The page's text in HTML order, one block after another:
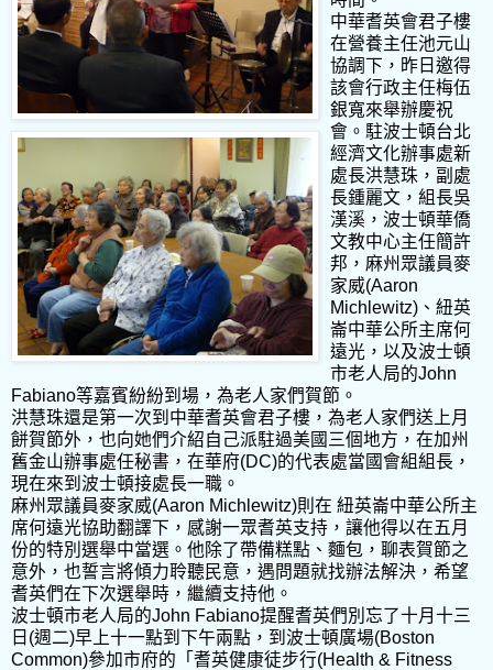
中華耆英會君子樓
在營養主任池元山
協調下，昨日邀得
該會行政主任梅伍
銀寬來舉辦慶祝
會。駐波士頓台北
經濟文化辦事處新
處長洪慧珠，副處
長鍾麗文，組長吳
漢溪，波士頓華僑
文教中心主任簡許
邦，麻州眾議員麥
家威(Aaron
Michlewitz)、紐英
崙中華公所主席何
遠光，以及波士頓
市老人局的John
Fabiano等嘉賓紛紛到場，為老人家們賀節。
洪慧珠還是第一次到中華耆英會君子樓，為老人家們送上月
餅賀節外，也向她們介紹自己派駐過美國三個地方，在加州
舊金山辦事處任秘書，在華府(DC)的代表處當國會組組長，
現在來到波士頓接處長一職。
麻州眾議員麥家威(Aaron Michlewitz)則在 紐英崙中華公所主
席何遠光協助翻譯下，感謝一眾耆英支持，讓他得以在五月
份的特別選舉中當選。他除了帶備糕點、麵包，聊表賀節之
意外，也誓言將傾力聆聽民意，遇問題就找辦法解決，希望
耆英們在下次選舉時，繼續支持他。
波士頓市老人局的John Fabiano提醒耆英們別忘了十月十三
日(週二)早上十一點到下午兩點，到波士頓廣場(Boston
Common)參加市府的「耆英健康徒步行(Health & Fitness